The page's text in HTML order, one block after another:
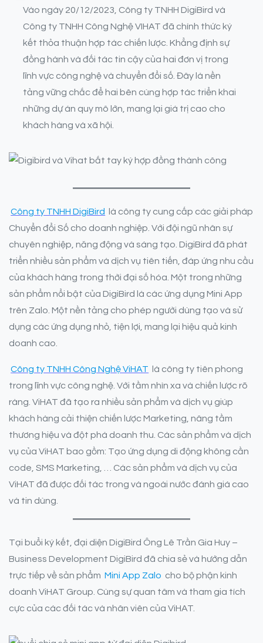
Vào ngày 20/12/2023, Công ty TNHH DigiBird và
Công ty TNHH Công Nghệ VIHAT đã chính thức ký
kết thỏa thuận hợp tác chiến lược. Khẳng định sự
đồng hành và đối tác tin cậy của hai đơn vị trong
lĩnh vực công nghệ và chuyển đổi số. Đây là nền
tảng vững chắc để hai bên cùng hợp tác triển khai
những dự án quy mô lớn, mang lại giá trị cao cho
khách hàng và xã hội.
Công ty TNHH DigiBird
là công ty cung cấp các giải pháp
Chuyển đổi Số cho doanh nghiệp. Với đội ngũ nhân sự
chuyên nghiệp, năng động và sáng tạo. DigiBird đã phát
triển nhiều sản phẩm và dịch vụ tiên tiến, đáp ứng nhu cầu
của khách hàng trong thời đại số hóa. Một trong những
sản phẩm nổi bật của DigiBird là các ứng dụng Mini App
trên Zalo. Một nền tảng cho phép người dùng tạo và sử
dụng các ứng dụng nhỏ, tiện lợi, mang lại hiệu quả kinh
doanh cao.
Công ty TNHH Công Nghệ ViHAT
là công ty tiên phong
trong lĩnh vực công nghệ. Với tầm nhìn xa và chiến lược rõ
ràng. ViHAT đã tạo ra nhiều sản phẩm và dịch vụ giúp
khách hàng cải thiện chiến lược Marketing, nâng tầm
thương hiệu và đột phá doanh thu. Các sản phẩm và dịch
vụ của ViHAT bao gồm: Tạo ứng dụng di động không cần
code, SMS Marketing, … Các sản phẩm và dịch vụ của
ViHAT đã được đối tác trong và ngoài nước đánh giá cao
và tin dùng.
Tại buổi ký kết, đại diện DigiBird Ông Lê Trần Gia Huy –
Business Development DigiBird đã chia sẻ và hướng dẫn
trực tiếp về sản phẩm Mini App Zalo cho bộ phận kinh
doanh ViHAT Group. Cùng sự quan tâm và tham gia tích
cực của các đối tác và nhân viên của ViHAT.